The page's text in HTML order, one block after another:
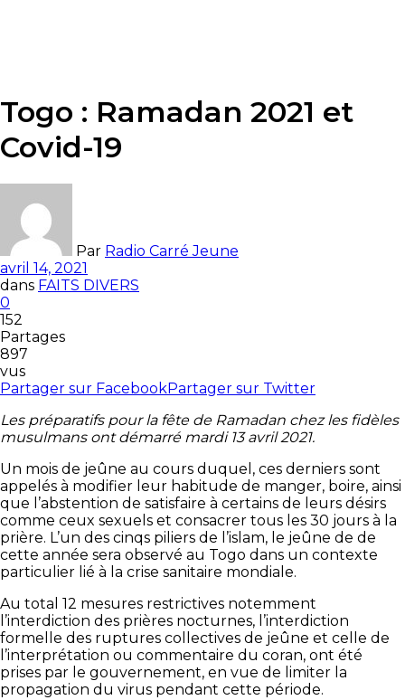
Togo : Ramadan 2021 et
Covid-19
Par Radio Carré Jeune
avril 14, 2021
dans FAITS DIVERS
0
152
Partages
897
vus
Partager sur FacebookPartager sur Twitter
Les préparatifs pour la fête de Ramadan chez les fidèles
musulmans ont démarré mardi 13 avril 2021.
Un mois de jeûne au cours duquel, ces derniers sont
appelés à modifier leur habitude de manger, boire, ainsi
que l’abstention de satisfaire à certains de leurs désirs
comme ceux sexuels et consacrer tous les 30 jours à la
prière. L’un des cinqs piliers de l’islam, le jeûne de de
cette année sera observé au Togo dans un contexte
particulier lié à la crise sanitaire mondiale.
Au total 12 mesures restrictives notemment
l’interdiction des prières nocturnes, l’interdiction
formelle des ruptures collectives de jeûne et celle de
l’interprétation ou commentaire du coran, ont été
prises par le gouvernement, en vue de limiter la
propagation du virus pendant cette période.